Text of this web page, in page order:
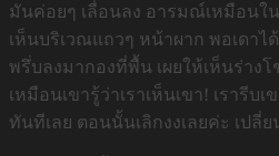
มันค่อยๆ เลื่อนลง อารมณ์เหมือนใ
เห็นบริเวณแถวๆ หน้าผาก พอเดาไ
พรึ่บลงมากองที่พื้น เผยให้เห็นร่างโ
เหมือนเขารู้ว่าเราเห็นเขา! เรารีบ
ทันทีเลย ตอนนั้นเลิกงงเลยค่ะ เปลี่